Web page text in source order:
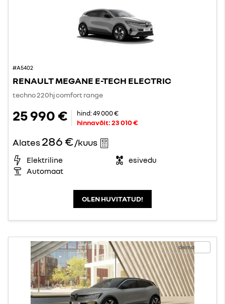
#A5402
RENAULT MEGANE E-TECH ELECTRIC
techno 220hj comfort range
25 990 € hind:49 000 €
hinnavõit:23 010 €
Alates286 €/kuus
Elektriline
esivedu
Automaat
OLEN HUVITATUD!
demo